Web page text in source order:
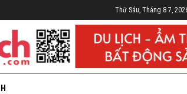
Thứ Sáu, Tháng 8 7,